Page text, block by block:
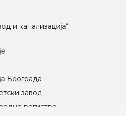
и канализација“
Београда
завод
регистре